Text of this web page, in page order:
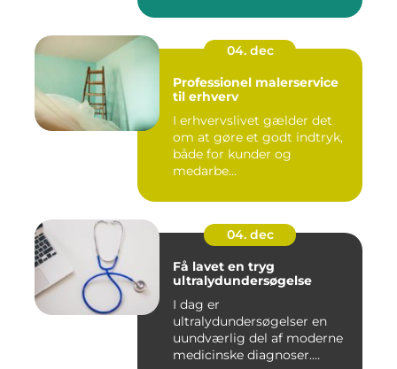
04. dec
Professionel malerservice
til erhverv
I erhvervslivet gælder det
om at gøre et godt indtryk,
både for kunder og
medarbe...
04. dec
Få lavet en tryg
ultralydundersøgelse
I dag er
ultralydundersøgelser en
uundværlig del af moderne
medicinske diagnoser.